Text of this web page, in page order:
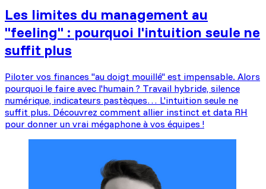
Les limites du management au
"feeling" : pourquoi l'intuition seule ne
suffit plus
Piloter vos finances "au doigt mouillé" est impensable. Alors
pourquoi le faire avec l'humain ? Travail hybride, silence
numérique, indicateurs pastèques… L'intuition seule ne
suffit plus. Découvrez comment allier instinct et data RH
pour donner un vrai mégaphone à vos équipes !